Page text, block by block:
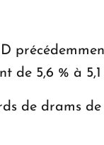
de 5,6 % à 5,1
de drams